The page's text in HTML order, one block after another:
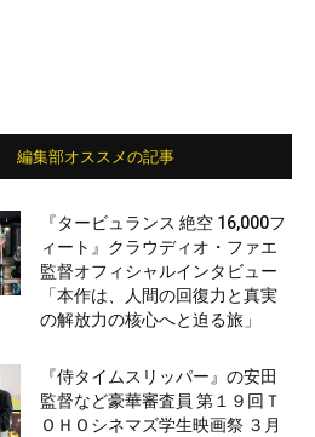
編集部オススメの記事
『タービュランス 絶空 16,000フ
ィート』クラウディオ・ファエ
監督オフィシャルインタビュー
「本作は、人間の回復力と真実
の解放力の核心へと迫る旅」
『侍タイムスリッパー』の安田
監督など豪華審査員 第１９回Ｔ
ＯＨＯシネマズ学生映画祭 ３月